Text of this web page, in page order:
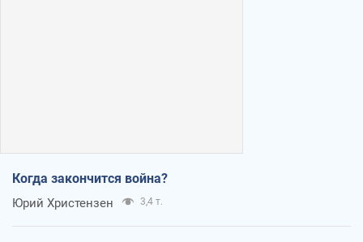
Когда закончится война?
Юрий Христензен 3,4 т.